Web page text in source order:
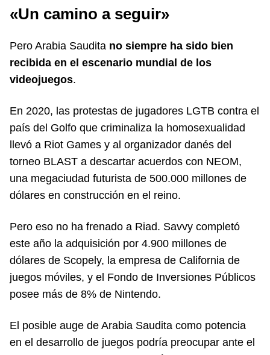
«Un camino a seguir»
Pero Arabia Saudita no siempre ha sido bien
recibida en el escenario mundial de los
videojuegos.
En 2020, las protestas de jugadores LGTB contra el
país del Golfo que criminaliza la homosexualidad
llevó a Riot Games y al organizador danés del
torneo BLAST a descartar acuerdos con NEOM,
una megaciudad futurista de 500.000 millones de
dólares en construcción en el reino.
Pero eso no ha frenado a Riad. Savvy completó
este año la adquisición por 4.900 millones de
dólares de Scopely, la empresa de California de
juegos móviles, y el Fondo de Inversiones Públicos
posee más de 8% de Nintendo.
El posible auge de Arabia Saudita como potencia
en el desarrollo de juegos podría preocupar ante el